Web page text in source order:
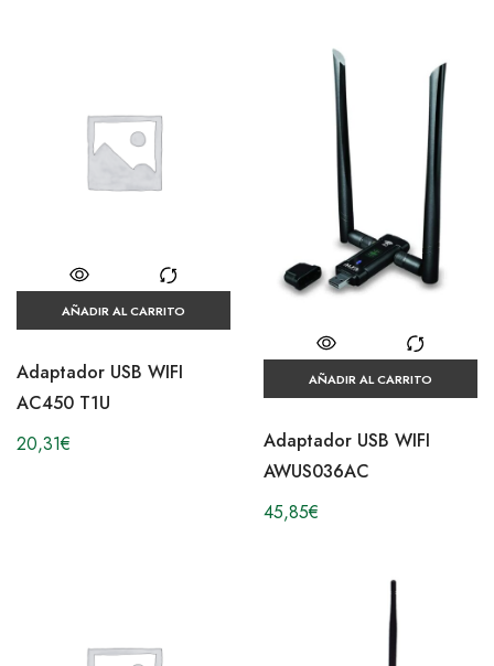
AÑADIR AL CARRITO
Adaptador USB WIFI
AC450 T1U
20,31€
AÑADIR AL CARRITO
Adaptador USB WIFI
AWUS036AC
45,85€